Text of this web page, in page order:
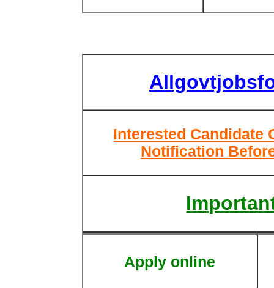
Interested Candidate
Notification
Apply online